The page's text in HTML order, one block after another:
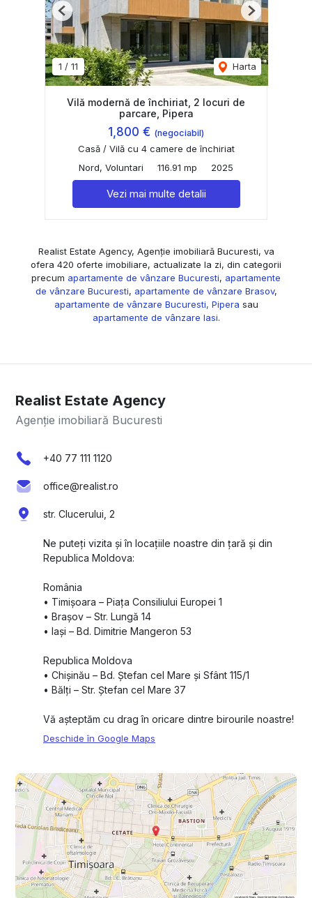
1 / 11 Harta
Previous Next
Vilă modernă de închiriat, 2 locuri de
parcare, Pipera
1,800 € (negociabil)
Casă / Vilă cu 4 camere de închiriat
Nord, Voluntari
116.91 mp 2025
Vezi mai multe detalii
Realist Estate Agency, Agenție imobiliară Bucuresti, va
ofera 420 oferte imobiliare, actualizate la zi, din categorii
precum apartamente de vânzare Bucuresti, apartamente
de vânzare Bucuresti, apartamente de vânzare Brasov,
apartamente de vânzare Bucuresti, Pipera sau
apartamente de vânzare Iasi.
Realist Estate Agency
Agenție imobiliară Bucuresti
+40 77 111 1120
office@realist.ro
str. Clucerului, 2
Ne puteți vizita și în locațiile noastre din țară și din
Republica Moldova:
România
•⁠ ⁠Timișoara – Piața Consiliului Europei 1
•⁠ ⁠Brașov – Str. Lungă 14
•⁠ ⁠Iași – Bd. Dimitrie Mangeron 53
Republica Moldova
•⁠ ⁠Chișinău – Bd. Ștefan cel Mare și Sfânt 115/1
•⁠ ⁠Bălți – Str. Ștefan cel Mare 37
Vă așteptăm cu drag în oricare dintre birourile noastre!
Deschide în Google Maps